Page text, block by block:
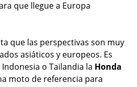
que llegue a Europa
que las perspectivas son muy
asiáticos y europeos. Es
o Tailandia la Honda
moto de referencia para